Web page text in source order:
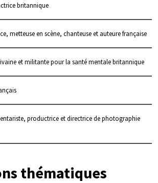
britannique
metteuse en scène, chanteuse et auteure française
et militante pour la santé mentale britannique
productrice et directrice de photographie
thématiques